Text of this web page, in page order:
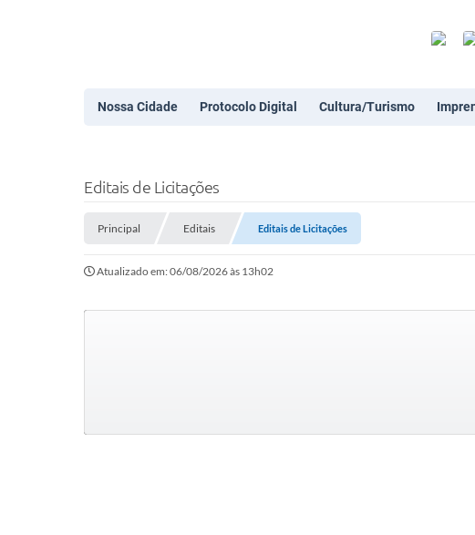
Nossa Cidade Protocolo Digital Cultura/Turismo
Editais de Licitações
Principal Editais Editais de Licitações
Atualizado em: 06/08/2026 às 13h02